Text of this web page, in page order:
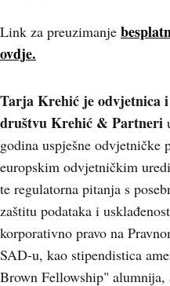
Link za preuzimanje
ovdje.
Tarja Krehić je odvjetnica
društvu Krehić & Partneri
godina uspješne odvjetničke
europskim odvjetničkim
te regulatorna pitanja s
zaštitu podataka i
korporativno pravo na
SAD-u, kao stipendistica
Brown Fellowship"